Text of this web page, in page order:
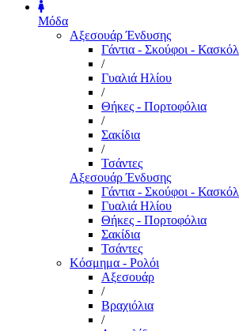
Μόδα
Αξεσουάρ Ένδυσης
Γάντια - Σκούφοι - Κασκόλ
/
Γυαλιά Ηλίου
/
Θήκες - Πορτοφόλια
/
Σακίδια
/
Τσάντες
Αξεσουάρ Ένδυσης
Γάντια - Σκούφοι - Κασκόλ
Γυαλιά Ηλίου
Θήκες - Πορτοφόλια
Σακίδια
Τσάντες
Κόσμημα - Ρολόι
Αξεσουάρ
/
Βραχιόλια
/